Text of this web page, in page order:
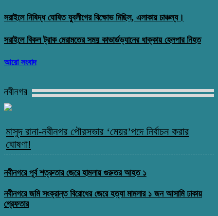
সরাইলে নিষিদ্ধ ঘোষিত যুবলীগের বিক্ষোভ মিছিল, এলাকায় চাঞ্চল্য।
সরাইলে বিকল ট্রাক মেরামতের সময় কাভার্ডভ্যানের ধাক্কায় হেলপার নিহত
আরো সংবাদ
নবীনগর
মাসুদ রানা-নবীনগর পৌরসভার ‘মেয়র’পদে নির্বাচন করার
ঘোষণা!
নবীনগরে পূর্ব শত্রুতার জেরে হামলায় গুরুতর আহত ১
নবীনগরে জমি সংক্রান্ত বিরোধের জেরে হত্যা মামলার ১ জন আসামি ঢাকায়
গ্রেফতার